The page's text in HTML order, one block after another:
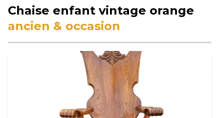
Chaise enfant vintage orange
ancien & occasion